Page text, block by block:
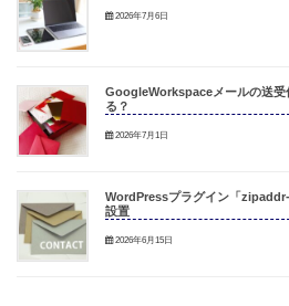
2026年7月6日
GoogleWorkspaceメールの送受
る？
2026年7月1日
WordPressプラグイン「
設置
2026年6月15日